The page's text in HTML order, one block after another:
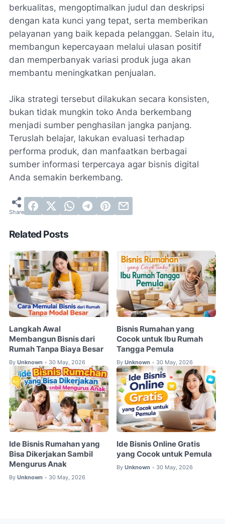
berkualitas, mengoptimalkan judul dan deskripsi
dengan kata kunci yang tepat, serta memberikan
pelayanan yang baik kepada pelanggan. Selain itu,
membangun kepercayaan melalui ulasan positif
dan memperbanyak variasi produk juga akan
membantu meningkatkan penjualan.
Jika strategi tersebut dilakukan secara konsisten,
bukan tidak mungkin toko Anda berkembang
menjadi sumber penghasilan jangka panjang.
Teruslah belajar, lakukan evaluasi terhadap
performa produk, dan manfaatkan berbagai
sumber informasi terpercaya agar bisnis digital
Anda semakin berkembang.
Related Posts
Langkah Awal
Membangun Bisnis dari
Rumah Tanpa Biaya Besar
By Unknown • 30 May, 2026
Bisnis Rumahan yang
Cocok untuk Ibu Rumah
Tangga Pemula
By Unknown • 30 May, 2026
Ide Bisnis Rumahan yang
Bisa Dikerjakan Sambil
Mengurus Anak
By Unknown • 30 May, 2026
Ide Bisnis Online Gratis
yang Cocok untuk Pemula
By Unknown • 30 May, 2026